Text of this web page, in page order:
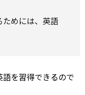
ためには、英語
を習得できるので